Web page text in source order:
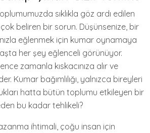
sıklıkla göz ardı edilen
beliren bir sorun. Düşünsenize, bir
eğlenmek için kumar oynamaya
her şey eğlenceli görünüyor.
zamanla kıskacınıza alır ve
Kumar bağımlılığı, yalnızca bireyleri
hatta bütün toplumu etkileyen bir
bu kadar tehlikeli?
ihtimali, çoğu insan için